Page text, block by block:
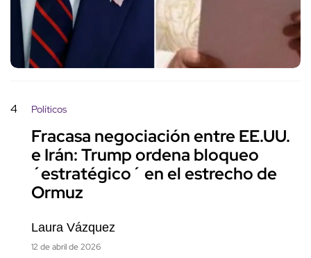
4 Políticos
Fracasa negociación entre EE.UU.
e Irán: Trump ordena bloqueo
´estratégico´ en el estrecho de
Ormuz
Laura Vázquez
12 de abril de 2026